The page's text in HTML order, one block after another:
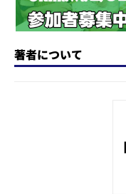
著者について